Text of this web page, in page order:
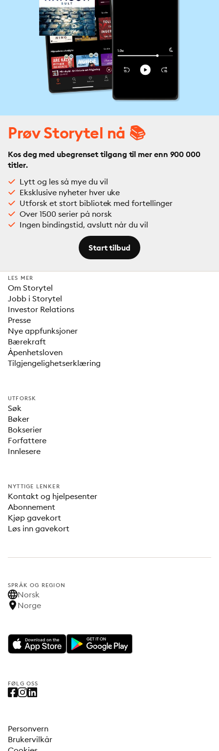
Prøv Storytel nå 📚
Kos deg med ubegrenset tilgang til mer enn 900 000
titler.
Lytt og les så mye du vil
Eksklusive nyheter hver uke
Utforsk et stort bibliotek med fortellinger
Over 1500 serier på norsk
Ingen bindingstid, avslutt når du vil
Start tilbud
LES MER
Om Storytel
Jobb i Storytel
Investor Relations
Presse
Nye appfunksjoner
Bærekraft
Åpenhetsloven
Tilgjengelighetserklæring
UTFORSK
Søk
Bøker
Bokserier
Forfattere
Innlesere
NYTTIGE LENKER
Kontakt og hjelpesenter
Abonnement
Kjøp gavekort
Løs inn gavekort
SPRÅK OG REGION
Norsk
Norge
FØLG OSS
Personvern
Brukervilkår